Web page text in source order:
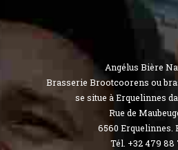
Angélus Bière
Brasserie Brootcoorens ou
se situe à Erquelinnes
Rue de
6560 Erquelinnes.
Tél. +32 479 88